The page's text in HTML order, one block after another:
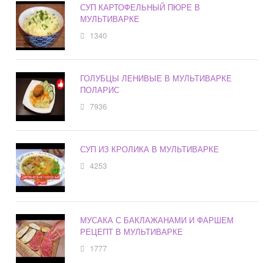
СУП КАРТОФЕЛЬНЫЙ ПЮРЕ В
МУЛЬТИВАРКЕ
1340
ГОЛУБЦЫ ЛЕНИВЫЕ В МУЛЬТИВАРКЕ
ПОЛАРИС
7936
СУП ИЗ КРОЛИКА В МУЛЬТИВАРКЕ
4253
МУСАКА С БАКЛАЖАНАМИ И ФАРШЕМ
РЕЦЕПТ В МУЛЬТИВАРКЕ
1777